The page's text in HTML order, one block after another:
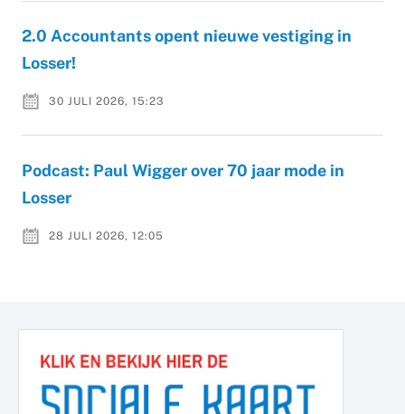
2.0 Accountants opent nieuwe vestiging in
Losser!
30 JULI 2026, 15:23
Podcast: Paul Wigger over 70 jaar mode in
Losser
28 JULI 2026, 12:05